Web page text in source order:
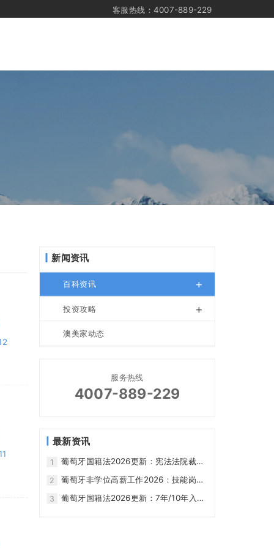
客服热线：4007-889-229
新闻资讯
百科资讯 +
投资攻略 +
澳美家动态
服务热线
4007-889-229
最新资讯
1
葡萄牙国籍法2026更新：宪法法院裁
决、7年/10年入籍与过渡规则 - 澳美家
2 葡萄牙非学位高薪工作2026：技能岗
3
葡萄牙国籍法2026更新：7年/10年入